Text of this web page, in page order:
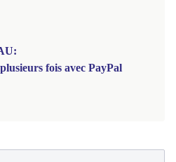
fois avec PayPal